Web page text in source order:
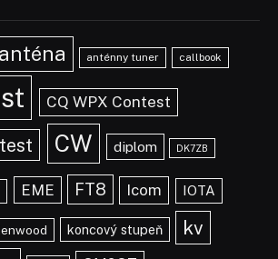
anténa anténny tuner callbook
CQ WPX Contest
CW diplom DK7ZB
EME FT8 Icom IOTA
koncový stupeň kv